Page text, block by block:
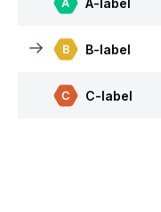
A-label
B-label
C-label